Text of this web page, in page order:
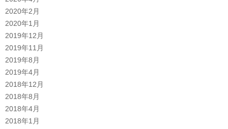
2020年2月
2020年1月
2019年12月
2019年11月
2019年8月
2019年4月
2018年12月
2018年8月
2018年4月
2018年1月